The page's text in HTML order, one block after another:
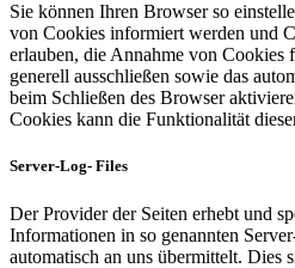
Sie können Ihren Browser so
von Cookies informiert werden und
erlauben, die Annahme von Cookies
generell ausschließen sowie das
beim Schließen des Browser
Cookies kann die Funktionalität
Server-Log- Files
Der Provider der Seiten erhebt und
Informationen in so genannten
automatisch an uns übermittelt. Dies